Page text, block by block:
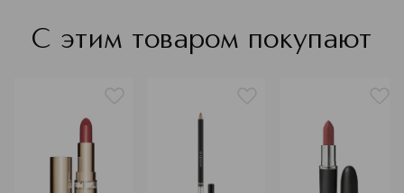
С этим товаром покупают